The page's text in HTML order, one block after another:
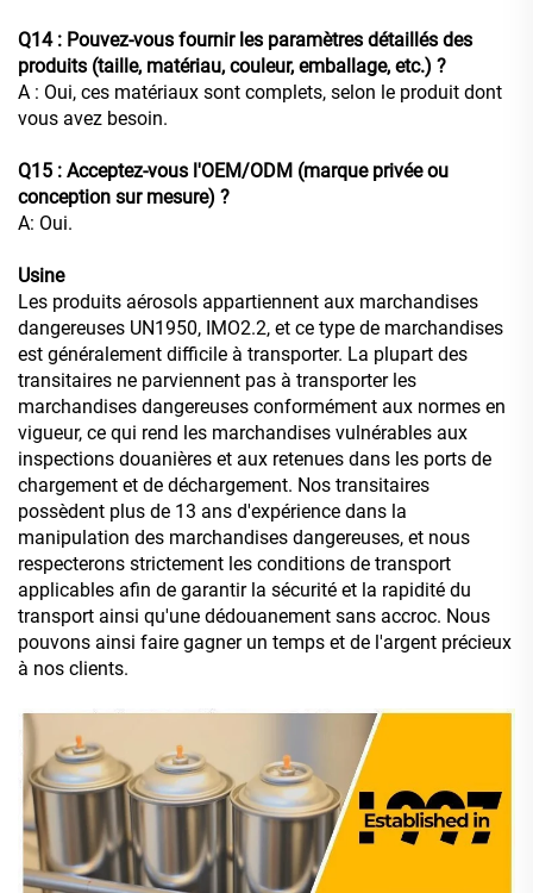
Q14 : Pouvez-vous fournir les paramètres détaillés des
produits (taille, matériau, couleur, emballage, etc.) ?
A : Oui, ces matériaux sont complets, selon le produit dont
vous avez besoin.
Q15 : Acceptez-vous l'OEM/ODM (marque privée ou
conception sur mesure) ?
A: Oui.
Usine
Les produits aérosols appartiennent aux marchandises
dangereuses UN1950, IMO2.2, et ce type de marchandises
est généralement difficile à transporter. La plupart des
transitaires ne parviennent pas à transporter les
marchandises dangereuses conformément aux normes en
vigueur, ce qui rend les marchandises vulnérables aux
inspections douanières et aux retenues dans les ports de
chargement et de déchargement. Nos transitaires
possèdent plus de 13 ans d'expérience dans la
manipulation des marchandises dangereuses, et nous
respecterons strictement les conditions de transport
applicables afin de garantir la sécurité et la rapidité du
transport ainsi qu'une dédouanement sans accroc. Nous
pouvons ainsi faire gagner un temps et de l'argent précieux
à nos clients.